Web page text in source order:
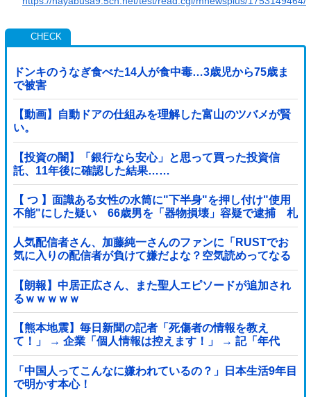
ドンキのうなぎ食べた14人が食中毒…3歳児から75歳ま
で被害
【動画】自動ドアの仕組みを理解した富山のツバメが賢
い。
【投資の闇】「銀行なら安心」と思って買った投資信
託、11年後に確認した結果……
【 つ 】面識ある女性の水筒に"下半身"を押し付け"使用
不能"にした疑い 66歳男を「器物損壊」容疑で逮捕 札
幌市
人気配信者さん、加藤純一さんのファンに「RUSTでお
気に入りの配信者が負けて嫌だよな？空気読めってなる
よな？その結果がVCR。お前らVCR向いてるよ」→大炎
上他
【朗報】中居正広さん、また聖人エピソードが追加され
るｗｗｗｗｗ
【熊本地震】毎日新聞の記者「死傷者の情報を教え
て！」 → 企業「個人情報は控えます！」 → 記「年代
は？特定につながらないでしょ？教えてよ？教えて
よ？」
「中国人ってこんなに嫌われているの？」日本生活9年目
で明かす本心！